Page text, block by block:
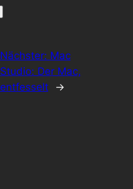
Nächster: Mac
Studio: Der Mac,
entfesselt
→